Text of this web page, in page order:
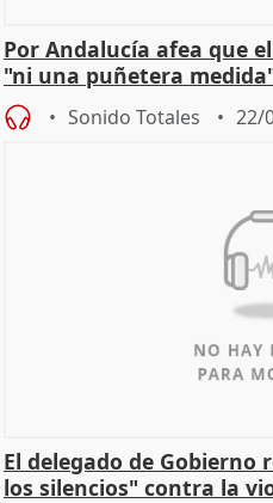
Por Andalucía afea que
"ni una puñetera
machista
Sonido Totales 22/
El delegado de Gobierno
los silencios" contra la